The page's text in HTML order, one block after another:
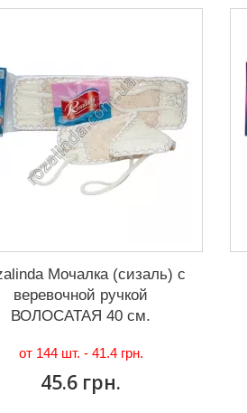
Мочалка (сизаль) с
веревочной ручкой
ВОЛОСАТАЯ 40 см.
от 144 шт. - 41.4 грн.
45.6 грн.